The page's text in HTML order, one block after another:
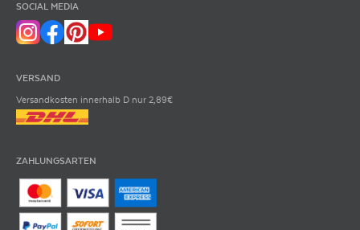
SOCIAL MEDIA
VERSAND
Versandkosten innerhalb D nur 2,89€
ZAHLUNGSARTEN